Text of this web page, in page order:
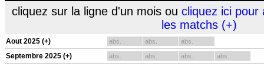
cliquez sur la ligne d'un mois ou cliquez ici pour
les matchs (+)
Aout 2025 (+) abs. abs. abs.
Septembre 2025 (+) abs. abs. abs. abs.